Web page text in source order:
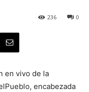
0
236
en vivo de la
encabezada